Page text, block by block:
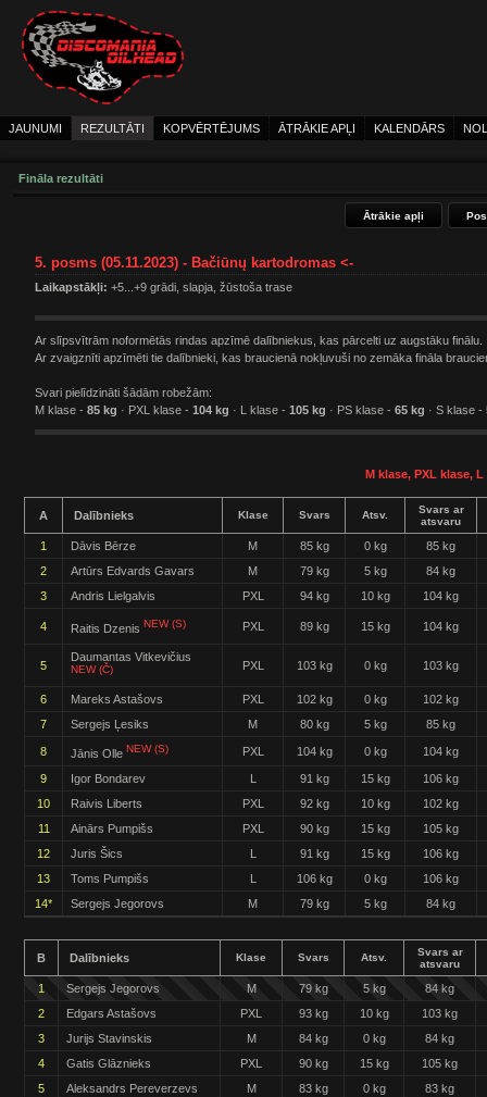
JAUNUMI REZULTĀTI KOPVĒRTĒJUMS ĀTRĀKIE APĻI KALENDĀRS
Fināla rezultāti
Ātrākie apļi
5. posms (05.11.2023) - Bačiūnų kartodromas <-
Laikapstākļi: +5...+9 grādi, slapja, žūstoša trase
Ar slīpsvītrām noformētās rindas apzīmē dalībniekus, kas pārcelti uz augstāku finālu.
Ar zvaigznīti apzīmēti tie dalībnieki, kas braucienā nokļuvuši no zemāka fināla
Svari pielīdzināti šādām robežām:
M klase - 85 kg · PXL klase - 104 kg · L klase - 105 kg · PS klase - 65 kg · S klase -
M klase, PXL klase, L
A Dalībnieks Klase Svars Atsv.
Svars ar
atsvaru
1 Dāvis Bērze M 85 kg 0 kg
85 kg
2
Artūrs Edvards Gavars M 79 kg 5 kg
84 kg
3
Andris Lielgalvis PXL 94 kg 10 kg 104 kg
4 Raitis Dzenis NEW (S) PXL 89 kg 15 kg 104 kg
5
Daumantas Vitkevičius
NEW (Č) PXL 103 kg 0 kg 103 kg
6 Mareks Astašovs PXL 102 kg 0 kg
102 kg
7
Sergejs Ļesiks M 80 kg 5 kg 85 kg
8 Jānis Olle NEW (S) PXL 104 kg 0 kg 104 kg
9 Igor Bondarev 91 kg 15 kg
106 kg
10
Raivis Liberts PXL 92 kg 10 kg
102 kg
11
Ainārs Pumpišs PXL 90 kg 15 kg
105 kg
12
Juris Šics 91 kg 15 kg
106 kg
13
Toms Pumpišs 106 kg 0 kg
106 kg
14*
Sergejs Jegorovs M 79 kg 5 kg 84 kg
B Dalībnieks Klase Svars Atsv.
Svars ar
atsvaru
1 Sergejs Jegorovs M 79 kg 5 kg
84 kg
2
Edgars Astašovs PXL 93 kg 10 kg
103 kg
3
Jurijs Stavinskis M 84 kg 0 kg
84 kg
4
Gatis Glāznieks PXL 90 kg 15 kg
105 kg
5
Aleksandrs Pereverzevs M 83 kg 0 kg
83 kg